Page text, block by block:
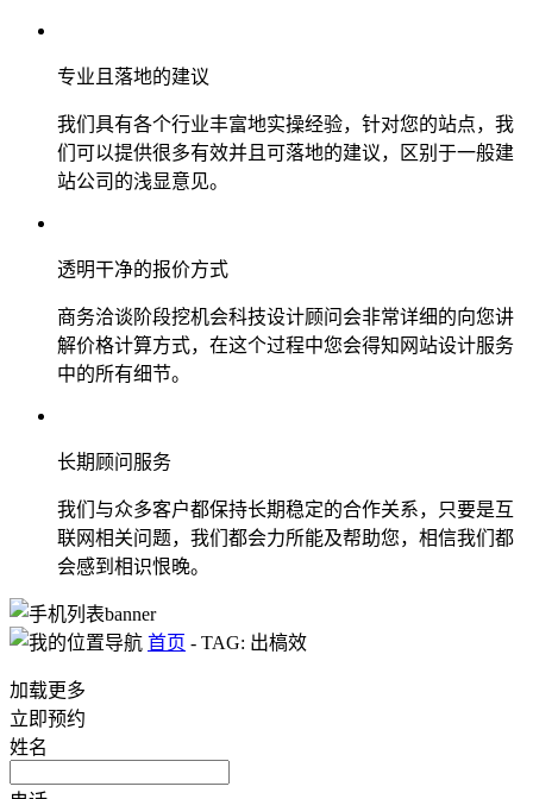
专业且落地的建议
我们具有各个行业丰富地实操经验，针对您的站点，我
们可以提供很多有效并且可落地的建议，区别于一般建
站公司的浅显意见。
透明干净的报价方式
商务洽谈阶段挖机会科技设计顾问会非常详细的向您讲
解价格计算方式，在这个过程中您会得知网站设计服务
中的所有细节。
长期顾问服务
我们与众多客户都保持长期稳定的合作关系，只要是互
联网相关问题，我们都会力所能及帮助您，相信我们都
会感到相识恨晚。
首页 - TAG: 出槁效
加载更多
立即预约
姓名